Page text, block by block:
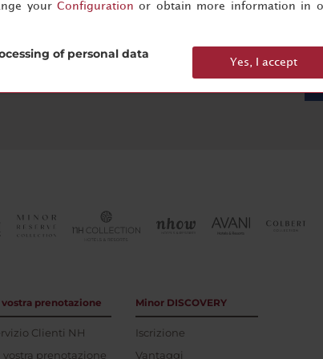
Condividi
vostra prenotazione
Clienti NH
vostra prenotazione
Minor DISCOVERY
Iscrizione
Vantaggi
your Configuration or obtain more information in
of personal data
Yes, I accept